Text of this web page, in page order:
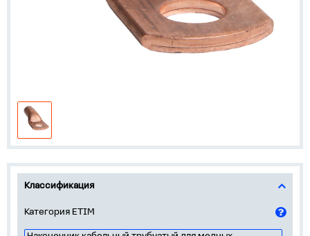
Классификация
Категория ETIM